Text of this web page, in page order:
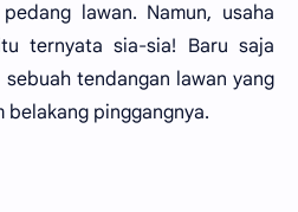
lawan. Namun, usaha
ternyata sia-sia! Baru saja
tendangan lawan yang
belakang pinggangnya.